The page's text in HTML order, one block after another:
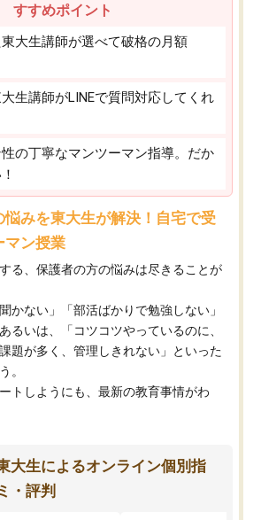
すすめポイント
大生講師が選べて破格の月額
生講師がLINEで質問対応してくれ
の丁寧なマンツーマン指導。だか
悩みを東大生が解決！自宅で受
マン授業
る、保護者の方の悩みは尽きることが
かない」「部活ばかりで勉強しない」
るいは、「コツコツやっているのに、
題が多く、管理しきれない」といった
。
トしようにも、最新の教育事情がわ
大生によるオンライン個別指
・評判